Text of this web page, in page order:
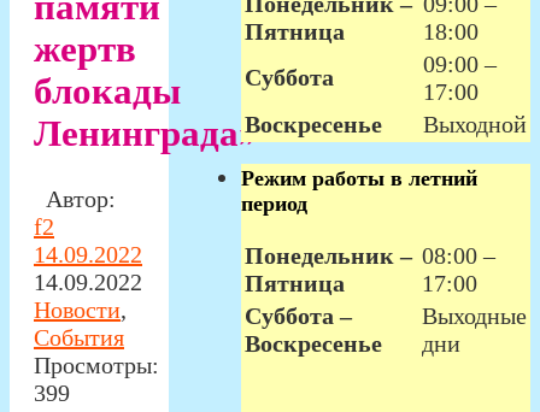
жертв
блокады
Ленинграда»
Автор:
f2
14.09.2022
14.09.2022
Новости,
События
Просмотры:
399
Пятница
18:00
Суббота
09:00 –
17:00
Воскресенье
Выходной
Режим работы в летний
период
Понедельник –
Пятница
08:00 –
17:00
Суббота –
Воскресенье
Выходные
дни